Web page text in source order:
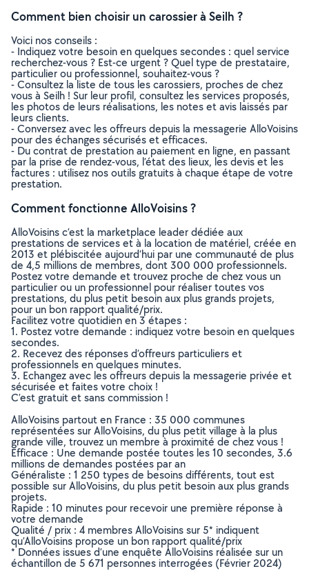
Comment bien choisir un carossier à Seilh ?
Voici nos conseils :
- Indiquez votre besoin en quelques secondes : quel service
recherchez-vous ? Est-ce urgent ? Quel type de prestataire,
particulier ou professionnel, souhaitez-vous ?
- Consultez la liste de tous les carossiers, proches de chez
vous à Seilh ! Sur leur profil, consultez les services proposés,
les photos de leurs réalisations, les notes et avis laissés par
leurs clients.
- Conversez avec les offreurs depuis la messagerie AlloVoisins
pour des échanges sécurisés et efficaces.
- Du contrat de prestation au paiement en ligne, en passant
par la prise de rendez-vous, l’état des lieux, les devis et les
factures : utilisez nos outils gratuits à chaque étape de votre
prestation.
Comment fonctionne AlloVoisins ?
AlloVoisins c’est la marketplace leader dédiée aux
prestations de services et à la location de matériel, créée en
2013 et plébiscitée aujourd’hui par une communauté de plus
de 4,5 millions de membres, dont 300 000 professionnels.
Postez votre demande et trouvez proche de chez vous un
particulier ou un professionnel pour réaliser toutes vos
prestations, du plus petit besoin aux plus grands projets,
pour un bon rapport qualité/prix.
Facilitez votre quotidien en 3 étapes :
1. Postez votre demande : indiquez votre besoin en quelques
secondes.
2. Recevez des réponses d’offreurs particuliers et
professionnels en quelques minutes.
3. Echangez avec les offreurs depuis la messagerie privée et
sécurisée et faites votre choix !
C’est gratuit et sans commission !
AlloVoisins partout en France : 35 000 communes
représentées sur AlloVoisins, du plus petit village à la plus
grande ville, trouvez un membre à proximité de chez vous !
Efficace : Une demande postée toutes les 10 secondes, 3.6
millions de demandes postées par an
Généraliste : 1 250 types de besoins différents, tout est
possible sur AlloVoisins, du plus petit besoin aux plus grands
projets.
Rapide : 10 minutes pour recevoir une première réponse à
votre demande
Qualité / prix : 4 membres AlloVoisins sur 5* indiquent
qu’AlloVoisins propose un bon rapport qualité/prix
* Données issues d’une enquête AlloVoisins réalisée sur un
échantillon de 5 671 personnes interrogées (Février 2024)